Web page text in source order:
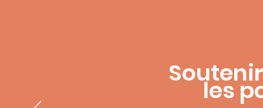
les